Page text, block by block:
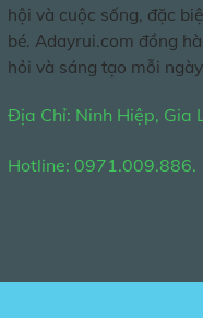
hội và cuộc sống, đặc
bé. Adayrui.com đồng
hỏi và sáng tạo mỗi
Địa Chỉ: Ninh Hiệp, Gia
Hotline: 0971.009.886.